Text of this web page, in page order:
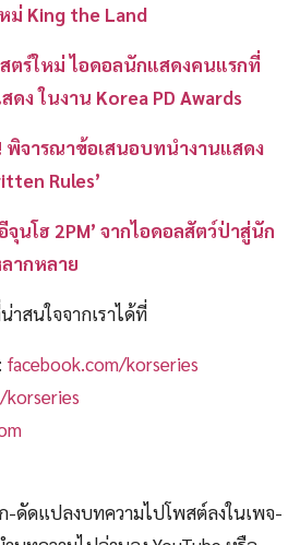
ม่ King the Land
ตร์ใหม่ ไอดอลนักแสดงคนแรกที่
ดง ในงาน Korea PD Awards
พิจารณาข้อเสนอบทนำงานแสดง
Rules’
จุนโฮ 2PM’ จากไอดอลสัตว์ป่าสู่นัก
ากหลาย
าสนใจจากเราได้ที่
: facebook.com/korseries
ดัดแปลงบทความไปโพสต์ลงในเพจ-